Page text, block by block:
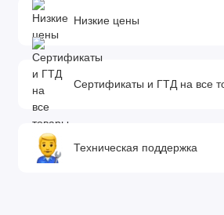
Низкие цены
Сертификаты и ГТД на все
Техническая поддержка